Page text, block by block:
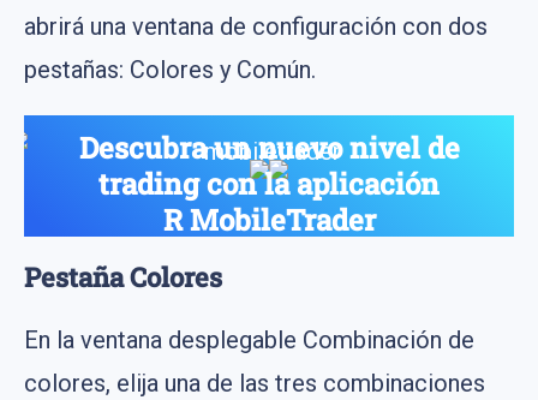
abrirá una ventana de configuración con dos
pestañas: Colores y Común.
Descubra un nuevo nivel de
trading con la aplicación
R MobileTrader
metales, petróleo y divisas
Pestaña Colores
En la ventana desplegable Combinación de
colores, elija una de las tres combinaciones